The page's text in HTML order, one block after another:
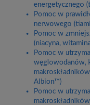
energetycznego
Pomoc w
nerwowego
Pomoc w
(niacyna,
Pomoc w
węglowodanów,
Albion™)
Pomoc w